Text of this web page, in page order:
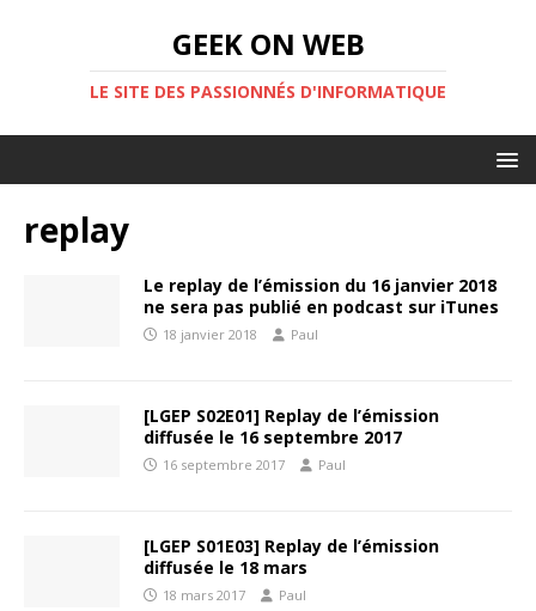
GEEK ON WEB
LE SITE DES PASSIONNÉS D'INFORMATIQUE
replay
Le replay de l’émission du 16 janvier 2018
ne sera pas publié en podcast sur iTunes
18 janvier 2018 Paul
[LGEP S02E01] Replay de l’émission
diffusée le 16 septembre 2017
16 septembre 2017 Paul
[LGEP S01E03] Replay de l’émission
diffusée le 18 mars
18 mars 2017 Paul